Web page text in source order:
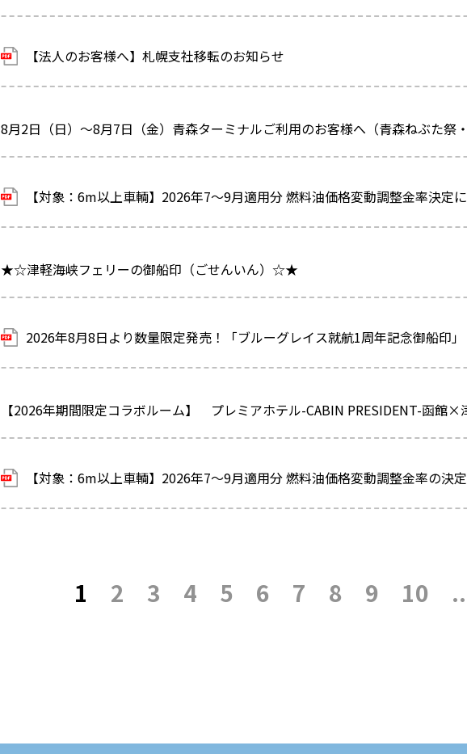
【法人のお客様へ】札幌支社移転のお知らせ
8月2日（日）～8月7日（金）青森ターミナルご利用のお客様へ（青森ねぶた祭
【対象：6m以上車輌】2026年7～9月適用分 燃料油価格変動調整金率決定
★☆津軽海峡フェリーの御船印（ごせんいん）☆★
2026年8月8日より数量限定発売！「ブルーグレイス就航1周年記念御船印」
【2026年期間限定コラボルーム】 プレミアホテル-CABIN PRESIDENT-函館
【対象：6m以上車輌】2026年7～9月適用分 燃料油価格変動調整金率の決
1 2 3 4 5 6 7 8 9 10